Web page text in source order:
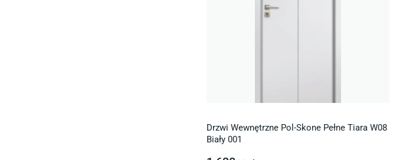
Drzwi Wewnętrzne Pol-Skone Pełne Tiara W08
Biały 001